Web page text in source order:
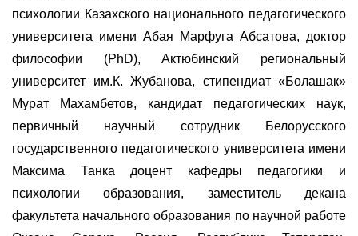
психологии Казахского национального педагогического
университета имени Абая Марфуга Абсатова, доктор
философии (PhD), Актюбинский региональный
университет им.К. Жубанова, стипендиат «Болашак»
Мурат Махамбетов, кандидат педагогических наук,
первичный научный сотрудник Белорусского
государственного педагогического университета имени
Максима Танка доцент кафедры педагогики и
психологии образования, заместитель декана
факультета начального образования по научной работе